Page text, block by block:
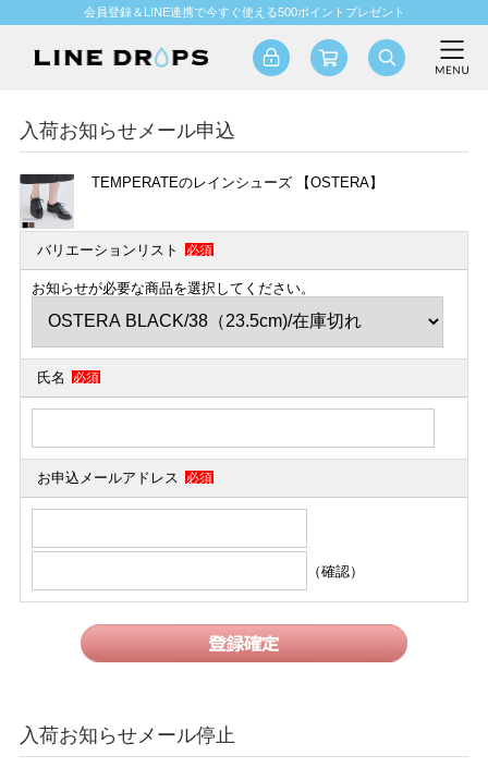
会員登録＆LINE連携で今すぐ使える500ポイントプレゼント
入荷お知らせメール申込
TEMPERATEのレインシューズ 【OSTERA】
バリエーションリスト 必須
お知らせが必要な商品を選択してください。
氏名 必須
お申込メールアドレス 必須
（確認）
入荷お知らせメール停止